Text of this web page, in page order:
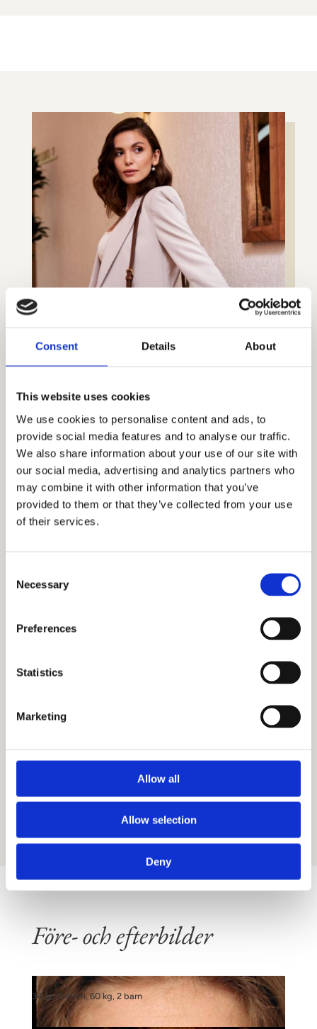
Consent Details About
This website uses cookies
We use cookies to personalise content and ads, to
provide social media features and to analyse our traffic.
We also share information about your use of our site with
our social media, advertising and analytics partners who
may combine it with other information that you’ve
provided to them or that they’ve collected from your use
of their services.
Selection
Necessary
Preferences
Statistics
Marketing
Allow all
Allow selection
Deny
Efter en
ögonlocksplastik
Efter operationen sker ett återbesök inom en
hanteras med receptfria smärtstillande läkemedel,
som Alvedon. Ärr efter ögonlocksplastik brukar
eventuella komplikationer, som knöligt ärr efter
hjälpa dig att uppnå bästa möjliga resultat.
vanligtvis efter tre till sex månader. Många
BOKA KONSULTATION
Före- och efterbilder
34 år, 164 cm, 60 kg, 2 barn